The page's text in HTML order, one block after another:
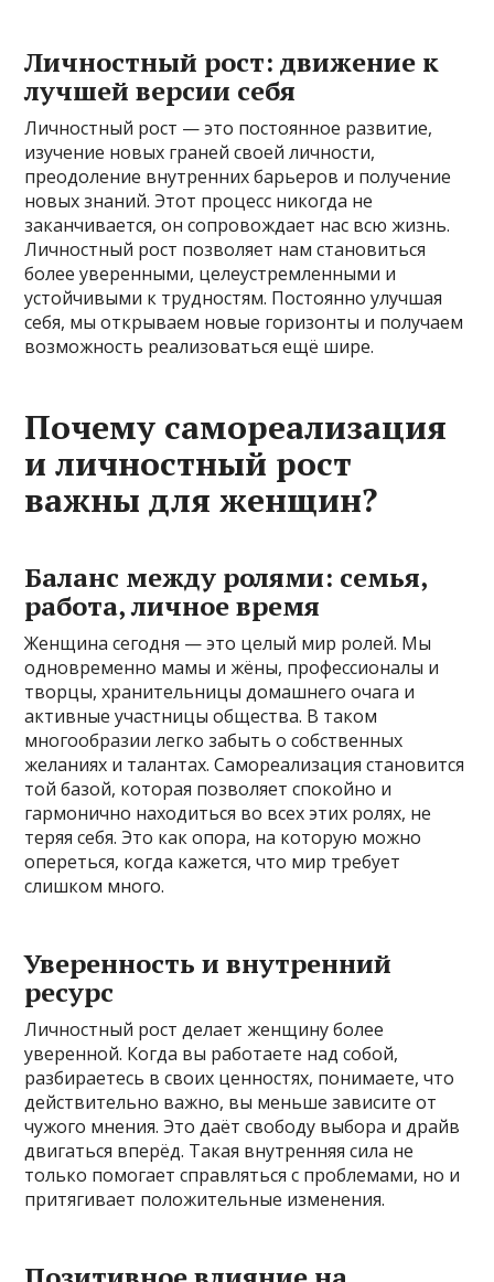
Личностный рост: движение к
лучшей версии себя
Личностный рост — это постоянное развитие,
изучение новых граней своей личности,
преодоление внутренних барьеров и получение
новых знаний. Этот процесс никогда не
заканчивается, он сопровождает нас всю жизнь.
Личностный рост позволяет нам становиться
более уверенными, целеустремленными и
устойчивыми к трудностям. Постоянно улучшая
себя, мы открываем новые горизонты и получаем
возможность реализоваться ещё шире.
Почему самореализация
и личностный рост
важны для женщин?
Баланс между ролями: семья,
работа, личное время
Женщина сегодня — это целый мир ролей. Мы
одновременно мамы и жёны, профессионалы и
творцы, хранительницы домашнего очага и
активные участницы общества. В таком
многообразии легко забыть о собственных
желаниях и талантах. Самореализация становится
той базой, которая позволяет спокойно и
гармонично находиться во всех этих ролях, не
теряя себя. Это как опора, на которую можно
опереться, когда кажется, что мир требует
слишком много.
Уверенность и внутренний
ресурс
Личностный рост делает женщину более
уверенной. Когда вы работаете над собой,
разбираетесь в своих ценностях, понимаете, что
действительно важно, вы меньше зависите от
чужого мнения. Это даёт свободу выбора и драйв
двигаться вперёд. Такая внутренняя сила не
только помогает справляться с проблемами, но и
притягивает положительные изменения.